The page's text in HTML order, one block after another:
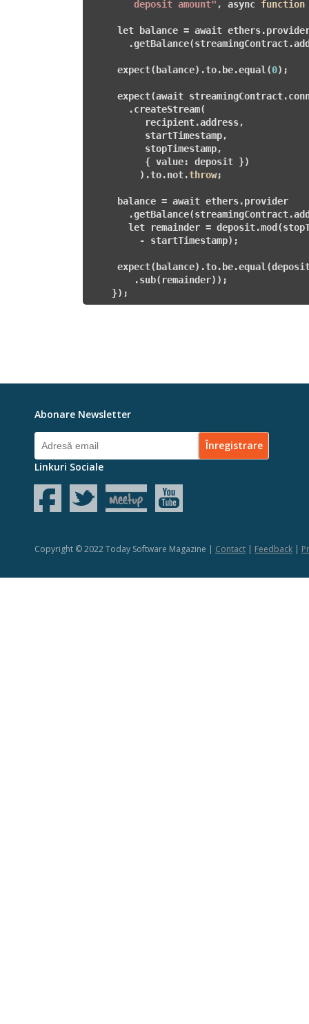
        deposit amount"
, async function
let balance = await
     expect(balance).to.be.equal(
0);
expect(await
       .createStream(
          recipient.address,
          startTimestamp,
          stopTimestamp,
          { value: deposit })
         ).to.not.
throw;
     balance = await ethers.provider
let remainder =
         - startTimestamp);
        .sub(remainder));
    });
Abonare Newsletter
Linkuri Sociale
Copyright © 2022 Today Software Magazine | Contact | Feedback |